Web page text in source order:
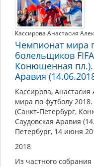
Кассирова Анастасия
Чемпионат мира
болельщиков
Конюшенная пл.).
Аравия
Кассирова,
мира по футболу
(Санкт-Петербург,
Саудовская Аравия
Петербург, 14 июня
2018
Из частного собрания